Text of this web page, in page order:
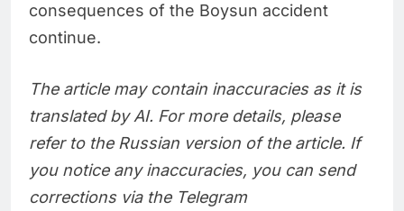
consequences of the Boysun accident
continue.
The article may contain inaccuracies as it is
translated by AI. For more details, please
refer to the Russian version of the article. If
you notice any inaccuracies, you can send
corrections via the Telegram